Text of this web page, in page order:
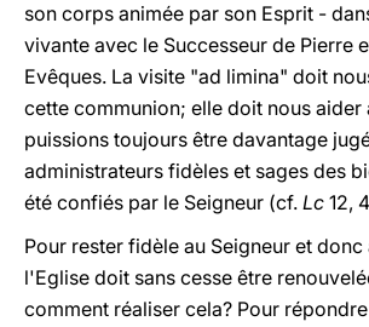
son corps animée par son Esprit -
vivante avec le Successeur de Pierre
Evêques. La visite "ad limina" doit
cette communion; elle doit nous aider
puissions toujours être davantage
administrateurs fidèles et sages des
été confiés par le Seigneur (cf. Lc 12,
Pour rester fidèle au Seigneur et donc
l'Eglise doit sans cesse être
comment réaliser cela? Pour